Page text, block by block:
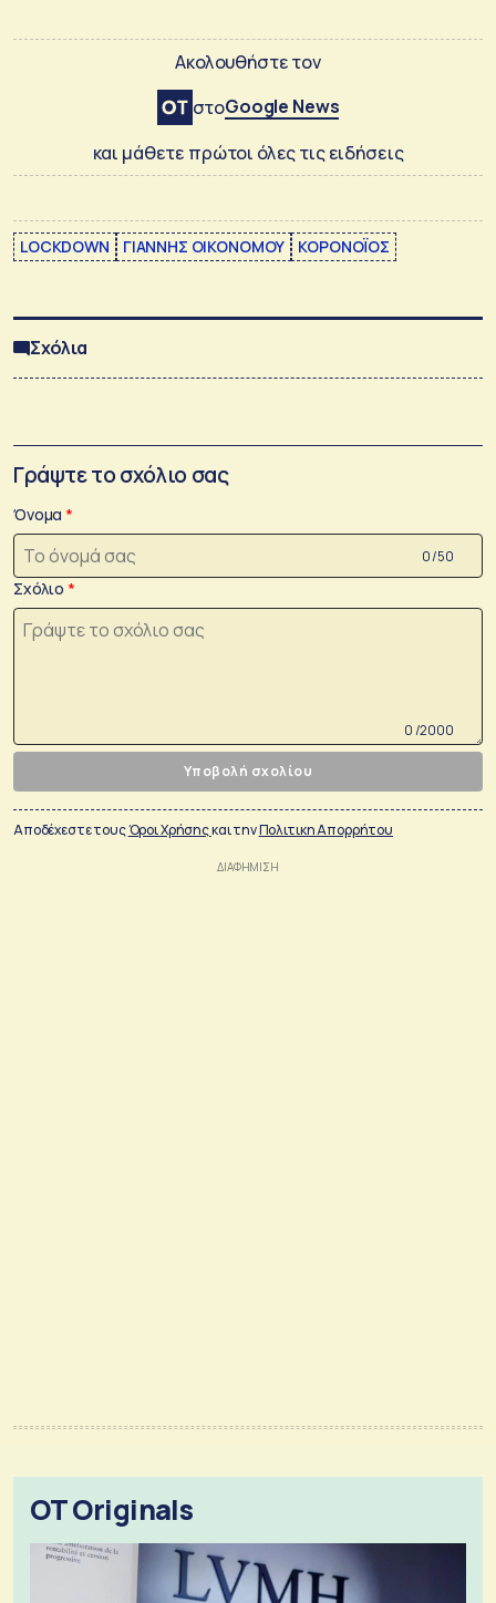
Ακολουθήστε τον
στοGoogle News
και μάθετε πρώτοι όλες τις ειδήσεις
LOCKDOWN ΓΙΑΝΝΗΣ ΟΙΚΟΝΟΜΟΥ ΚΟΡΟΝΟΪΟΣ
Σχόλια
Γράψτε το σχόλιο σας
Όνομα
0 /50
Σχόλιο
0 /2000
Υποβολή σχολίου
Αποδέχεστε τουςΌροι Χρήσηςκαι τηνΠολιτικη Απορρήτου
OT Originals